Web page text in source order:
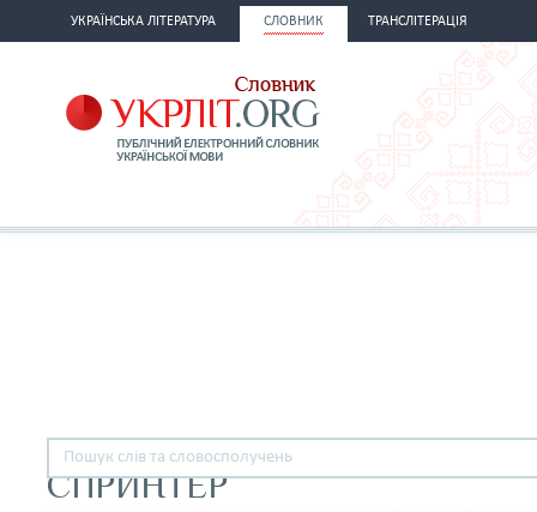
УКРАЇНСЬКА ЛІТЕРАТУРА СЛОВНИК ТРАНСЛІТЕРАЦІЯ
СПРИНТЕР